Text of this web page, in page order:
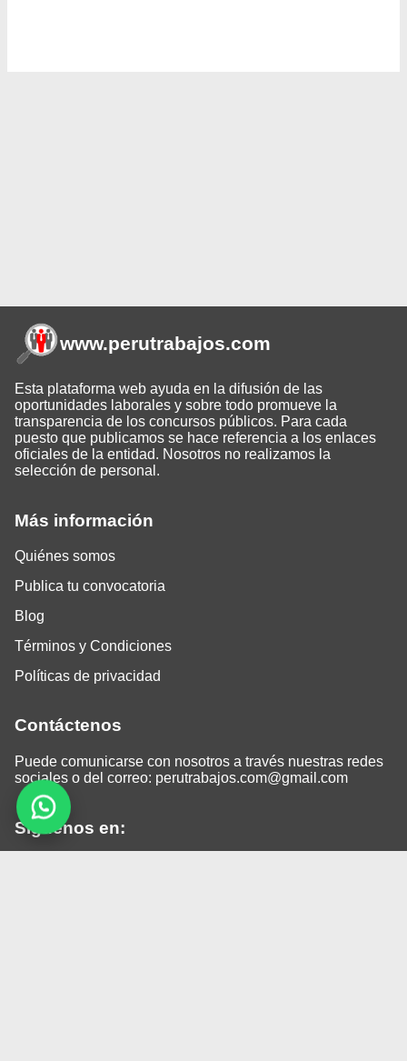
Más información
Quiénes somos
Publica tu convocatoria
Blog
Términos y Condiciones
Políticas de privacidad
Contáctenos
Puede comunicarse con nosotros a través nuestras redes
sociales o del correo: perutrabajos.com@gmail.com
Siguenos en:
www.perutrabajos.com
Esta plataforma web ayuda en la difusión de las
oportunidades laborales y sobre todo promueve la
transparencia de los concursos públicos. Para cada
puesto que publicamos se hace referencia a los enlaces
oficiales de la entidad. Nosotros no realizamos la
selección de personal.